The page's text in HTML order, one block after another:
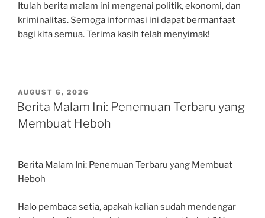
Itulah berita malam ini mengenai politik, ekonomi, dan
kriminalitas. Semoga informasi ini dapat bermanfaat
bagi kita semua. Terima kasih telah menyimak!
POSTED
ON
AUGUST 6, 2026
Berita Malam Ini: Penemuan Terbaru yang
Membuat Heboh
Berita Malam Ini: Penemuan Terbaru yang Membuat
Heboh
Halo pembaca setia, apakah kalian sudah mendengar